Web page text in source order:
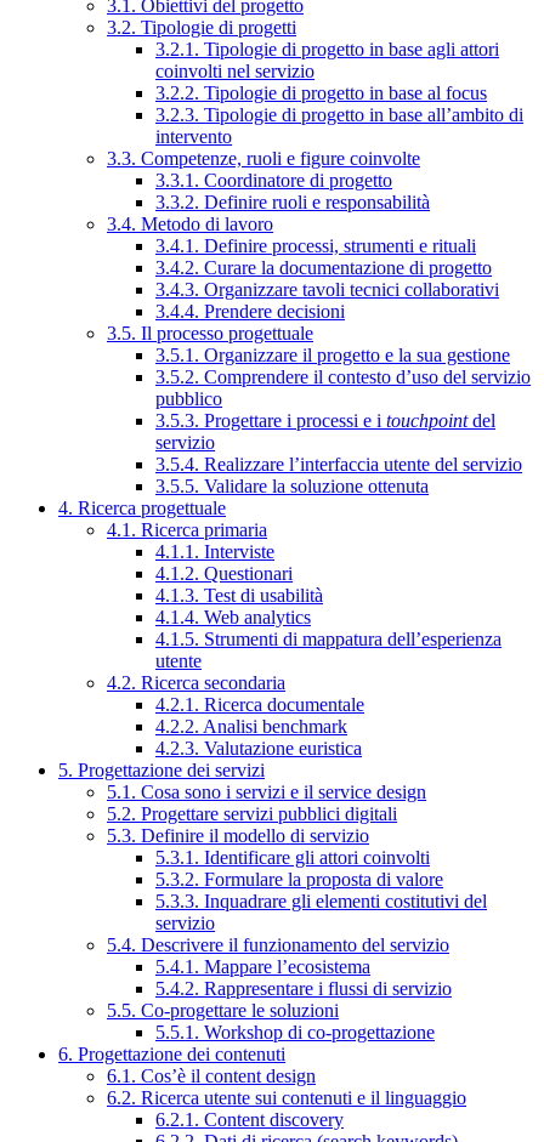
3.1. Obiettivi del progetto
3.2. Tipologie di progetti
3.2.1. Tipologie di progetto in base agli attori
coinvolti nel servizio
3.2.2. Tipologie di progetto in base al focus
3.2.3. Tipologie di progetto in base all’ambito di
intervento
3.3. Competenze, ruoli e figure coinvolte
3.3.1. Coordinatore di progetto
3.3.2. Definire ruoli e responsabilità
3.4. Metodo di lavoro
3.4.1. Definire processi, strumenti e rituali
3.4.2. Curare la documentazione di progetto
3.4.3. Organizzare tavoli tecnici collaborativi
3.4.4. Prendere decisioni
3.5. Il processo progettuale
3.5.1. Organizzare il progetto e la sua gestione
3.5.2. Comprendere il contesto d’uso del servizio
pubblico
3.5.3. Progettare i processi e i touchpointdel
servizio
3.5.4. Realizzare l’interfaccia utente del servizio
3.5.5. Validare la soluzione ottenuta
4. Ricerca progettuale
4.1. Ricerca primaria
4.1.1. Interviste
4.1.2. Questionari
4.1.3. Test di usabilità
4.1.4. Web analytics
4.1.5. Strumenti di mappatura dell’esperienza
utente
4.2. Ricerca secondaria
4.2.1. Ricerca documentale
4.2.2. Analisi benchmark
4.2.3. Valutazione euristica
5. Progettazione dei servizi
5.1. Cosa sono i servizi e il service design
5.2. Progettare servizi pubblici digitali
5.3. Definire il modello di servizio
5.3.1. Identificare gli attori coinvolti
5.3.2. Formulare la proposta di valore
5.3.3. Inquadrare gli elementi costitutivi del
servizio
5.4. Descrivere il funzionamento del servizio
5.4.1. Mappare l’ecosistema
5.4.2. Rappresentare i flussi di servizio
5.5. Co-progettare le soluzioni
5.5.1. Workshop di co-progettazione
6. Progettazione dei contenuti
6.1. Cos’è il content design
6.2. Ricerca utente sui contenuti e il linguaggio
6.2.1. Content discovery